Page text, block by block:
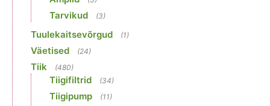
Tarvikud (3)
Tuulekaitsevõrgud (1)
Väetised (24)
Tiik (480)
Tiigifiltrid (34)
Tiigipump (11)